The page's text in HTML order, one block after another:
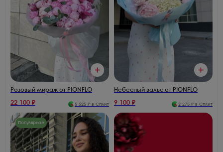
Розовый мираж от PIONFLO
22 100 ₽ 5 525 ₽ в Сплит
Небесный вальс от PIONFLO
9 100 ₽ 2 275 ₽ в Сплит
Популярное